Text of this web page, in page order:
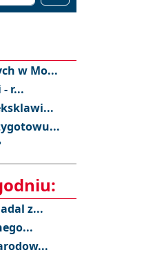
w Mo...
r...
z...